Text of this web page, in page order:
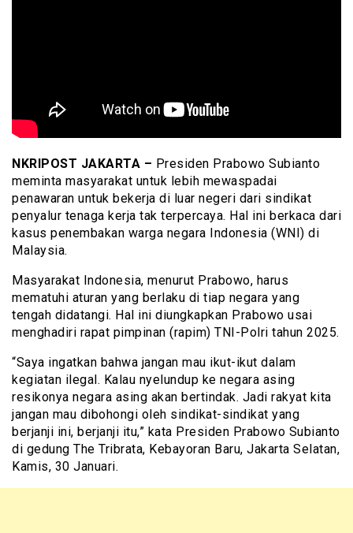
NKRIPOST JAKARTA – Presiden Prabowo Subianto
meminta masyarakat untuk lebih mewaspadai
penawaran untuk bekerja di luar negeri dari sindikat
penyalur tenaga kerja tak terpercaya. Hal ini berkaca dari
kasus penembakan warga negara Indonesia (WNI) di
Malaysia.
Masyarakat Indonesia, menurut Prabowo, harus
mematuhi aturan yang berlaku di tiap negara yang
tengah didatangi. Hal ini diungkapkan Prabowo usai
menghadiri rapat pimpinan (rapim) TNI-Polri tahun 2025.
“Saya ingatkan bahwa jangan mau ikut-ikut dalam
kegiatan ilegal. Kalau nyelundup ke negara asing
resikonya negara asing akan bertindak. Jadi rakyat kita
jangan mau dibohongi oleh sindikat-sindikat yang
berjanji ini, berjanji itu,” kata Presiden Prabowo Subianto
di gedung The Tribrata, Kebayoran Baru, Jakarta Selatan,
Kamis, 30 Januari.